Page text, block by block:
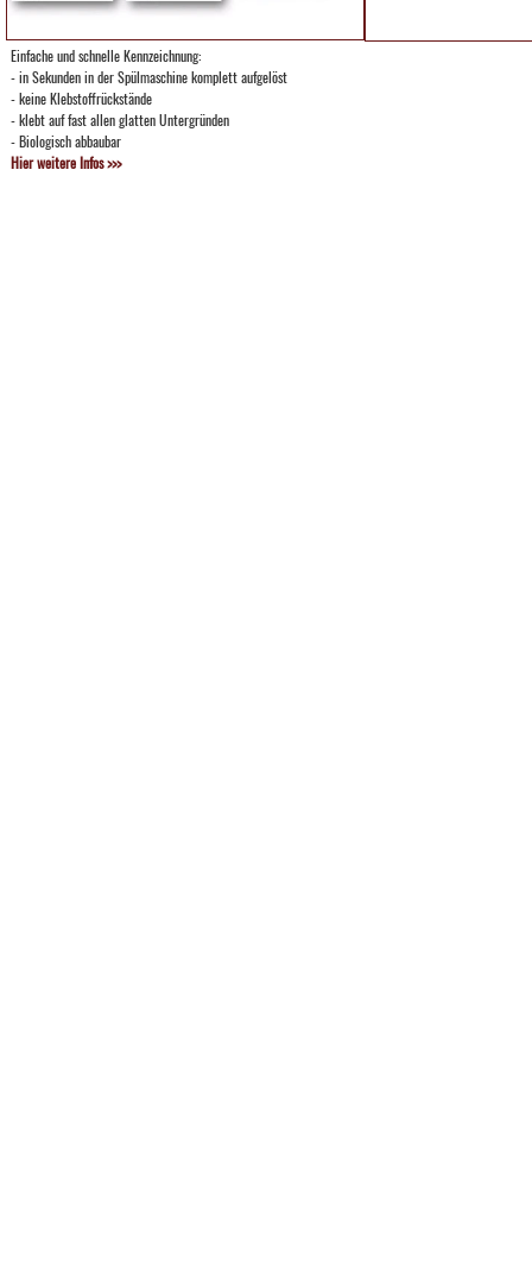
Einfache und schnelle Kennzeichnung:
- in Sekunden in der Spülmaschine komplett aufgelöst
- keine Klebstoffrückstände
- klebt auf fast allen glatten Untergründen
- Biologisch abbaubar
Hier weitere Infos >>>